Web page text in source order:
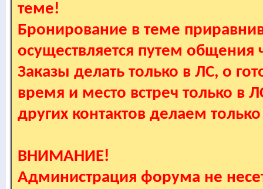
теме!
Бронирование в теме
осуществляется путем
Заказы делать только в ЛС, о
время и место встреч только в
других контактов делаем
ВНИМАНИЕ!
Администрация форума не